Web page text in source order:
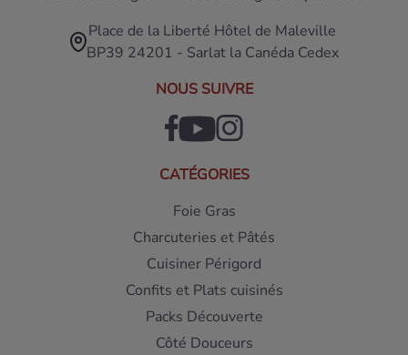
Place de la Liberté Hôtel de Maleville
BP39 24201 - Sarlat la Canéda Cedex
NOUS SUIVRE
CATÉGORIES
Foie Gras
Charcuteries et Pâtés
Cuisiner Périgord
Confits et Plats cuisinés
Packs Découverte
Côté Douceurs